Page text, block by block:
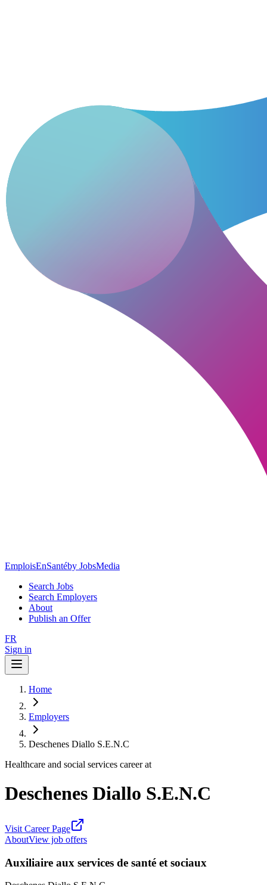
EmploisEnSantéby JobsMedia
Search Jobs
Search Employers
About
Publish an Offer
FR
Sign in
Home
Employers
Deschenes Diallo S.E.N.C
Healthcare and social services career at
Deschenes Diallo S.E.N.C
Visit Career Page
AboutView job offers
Auxiliaire aux services de santé et sociaux